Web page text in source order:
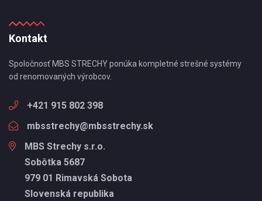
Kontakt
Spoločnosť MBS STRECHY ponúka kompletné strešné systémy
od renomovaných výrobcov.
+421 915 802 398
mbsstrechy@mbsstrechy.sk
MBS Strechy s.r.o.
Sobôtka 5687
979 01 Rimavská Sobota
Slovenská republika